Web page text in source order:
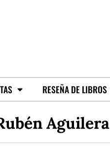
RESEÑA DE LIBROS
Aguilera